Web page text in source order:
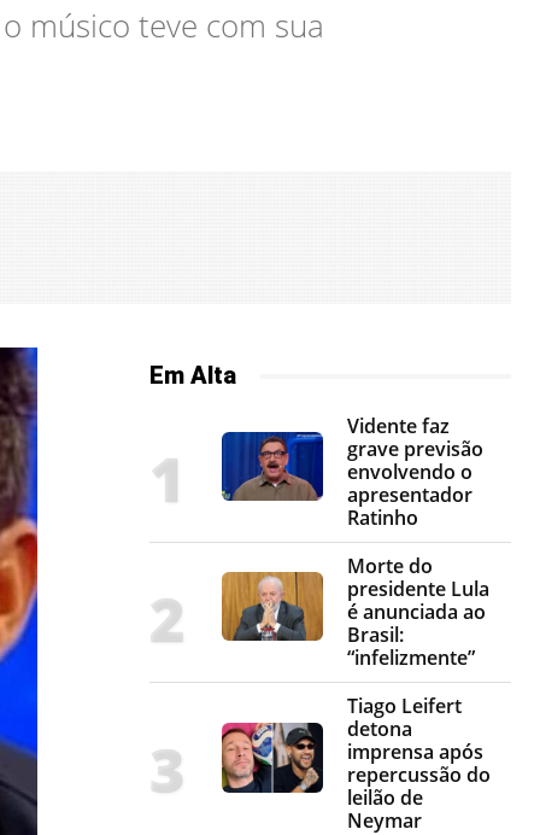
músico teve com sua
Em Alta
Vidente faz
grave previsão
envolvendo o
apresentador
Ratinho
Morte do
presidente Lula
é anunciada ao
Brasil:
“infelizmente”
Tiago Leifert
detona
imprensa após
repercussão do
leilão de
Neymar